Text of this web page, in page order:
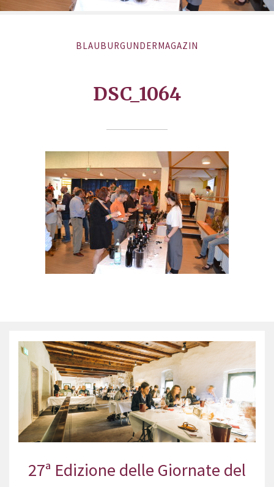
BLAUBURGUNDERMAGAZIN
DSC_1064
27ª Edizione delle Giornate del